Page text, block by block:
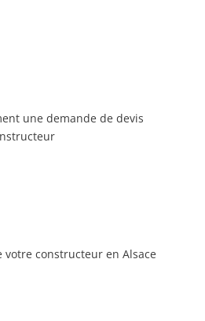
une demande de devis
votre constructeur en Alsace